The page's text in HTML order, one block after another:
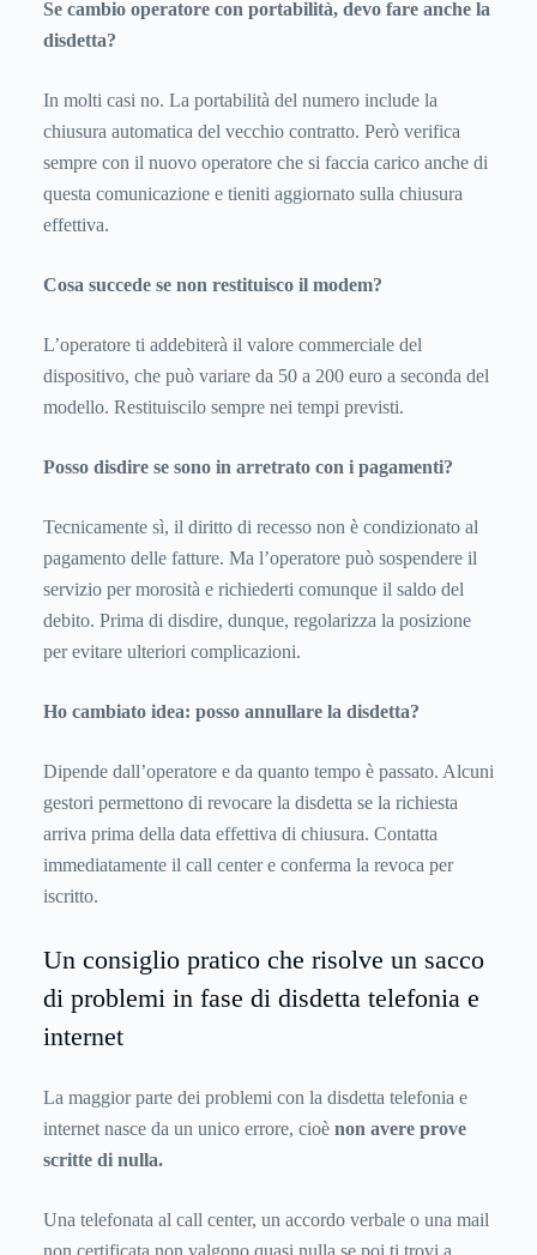
Se cambio operatore con portabilità, devo fare anche la
disdetta?
In molti casi no. La portabilità del numero include la
chiusura automatica del vecchio contratto. Però verifica
sempre con il nuovo operatore che si faccia carico anche di
questa comunicazione e tieniti aggiornato sulla chiusura
effettiva.
Cosa succede se non restituisco il modem?
L’operatore ti addebiterà il valore commerciale del
dispositivo, che può variare da 50 a 200 euro a seconda del
modello. Restituiscilo sempre nei tempi previsti.
Posso disdire se sono in arretrato con i pagamenti?
Tecnicamente sì, il diritto di recesso non è condizionato al
pagamento delle fatture. Ma l’operatore può sospendere il
servizio per morosità e richiederti comunque il saldo del
debito. Prima di disdire, dunque, regolarizza la posizione
per evitare ulteriori complicazioni.
Ho cambiato idea: posso annullare la disdetta?
Dipende dall’operatore e da quanto tempo è passato. Alcuni
gestori permettono di revocare la disdetta se la richiesta
arriva prima della data effettiva di chiusura. Contatta
immediatamente il call center e conferma la revoca per
iscritto.
Un consiglio pratico che risolve un sacco
di problemi in fase di disdetta telefonia e
internet
La maggior parte dei problemi con la disdetta telefonia e
internet nasce da un unico errore, cioè non avere prove
scritte di nulla.
Una telefonata al call center, un accordo verbale o una mail